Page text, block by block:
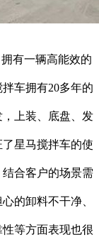
有一辆高能效的
车拥有20多年的
上装、底盘、发
星马搅拌车的使
合客户的场景需
的卸料不干净、
等方面表现也很